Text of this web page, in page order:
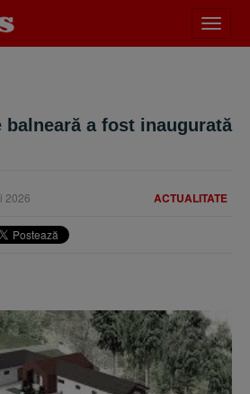
meniu
balneară a fost inaugurată
ACTUALITATE
2026